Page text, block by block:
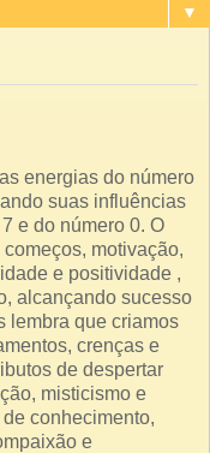
▼
energias do número
suas influências
e do número 0. O
motivação,
e positividade ,
alcançando sucesso
lembra que criamos
crenças e
de despertar
misticismo e
conhecimento,
e